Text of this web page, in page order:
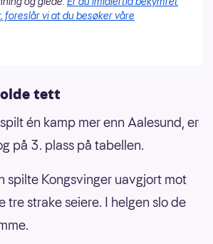
foreslår vi at du besøker våre
tett
én kamp mer enn Aalesund, er
på 3. plass på tabellen.
spilte Kongsvinger uavgjort mot
tre strake seiere. I helgen slo de